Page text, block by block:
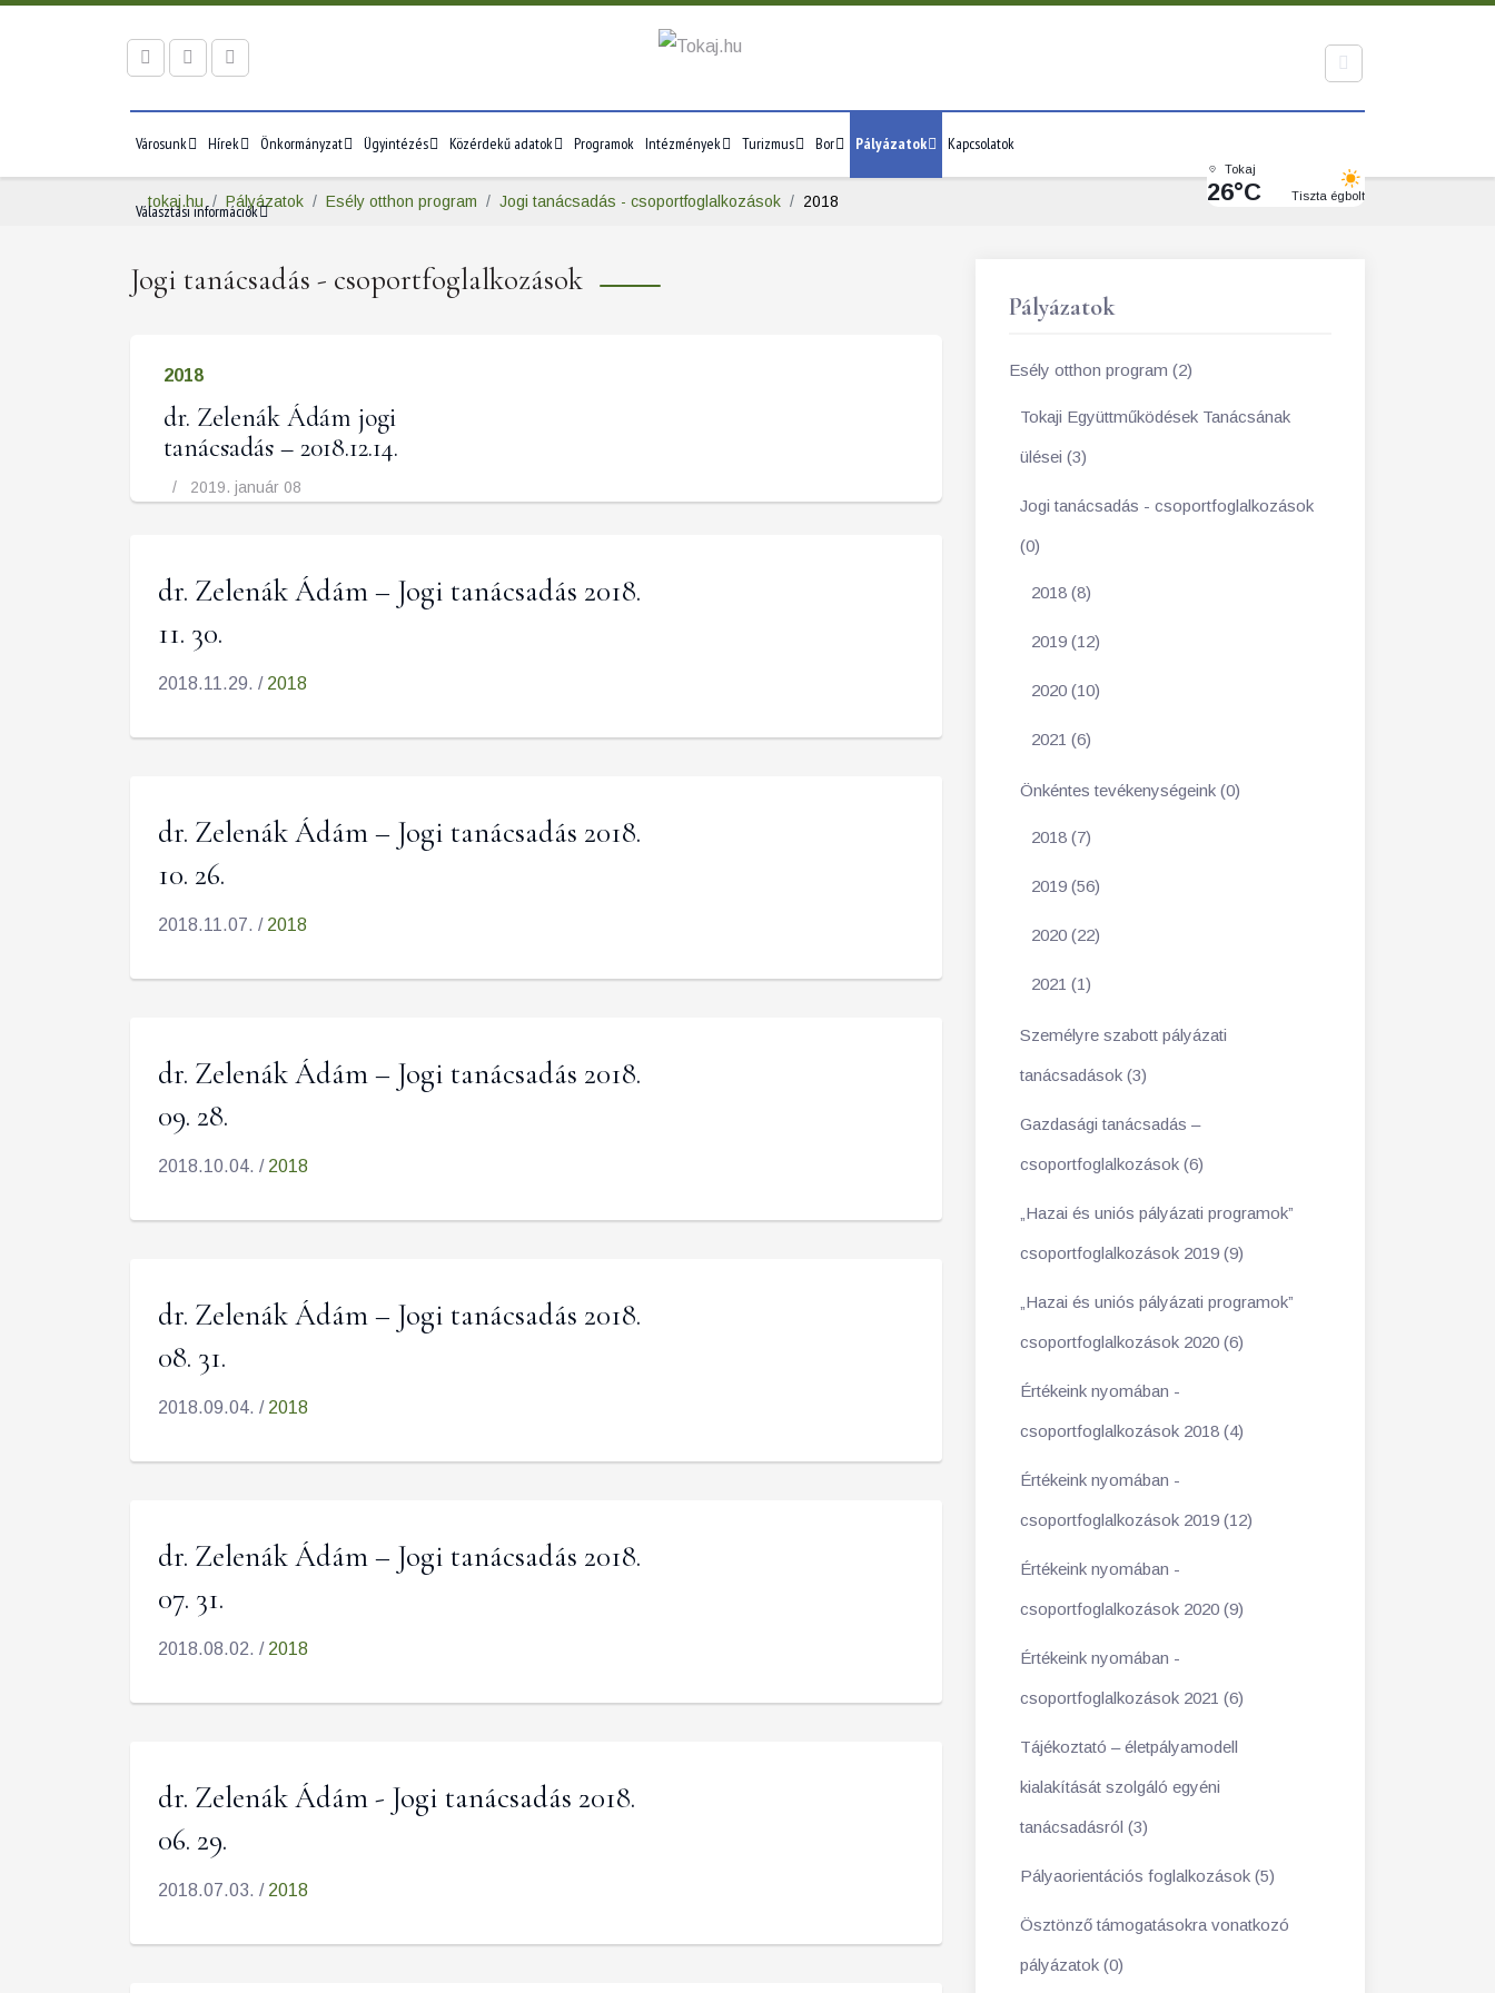
Városunk Hírek Önkormányzat Ügyintézés Közérdekű adatok Programok Intézmények Turizmus Bor Pályázatok Kapcsolatok
Választási információk
Tokaj
26°C Tiszta égbolt
tokaj.hu Pályázatok Esély otthon program Jogi tanácsadás - csoportfoglalkozások 2018
Jogi tanácsadás - csoportfoglalkozások
2018
dr. Zelenák Ádám jogi
tanácsadás – 2018.12.14.
2019. január 08
dr. Zelenák Ádám – Jogi tanácsadás 2018.
11. 30.
2018.11.29. / 2018
dr. Zelenák Ádám – Jogi tanácsadás 2018.
10. 26.
2018.11.07. / 2018
dr. Zelenák Ádám – Jogi tanácsadás 2018.
09. 28.
2018.10.04. / 2018
dr. Zelenák Ádám – Jogi tanácsadás 2018.
08. 31.
2018.09.04. / 2018
dr. Zelenák Ádám – Jogi tanácsadás 2018.
07. 31.
2018.08.02. / 2018
dr. Zelenák Ádám - Jogi tanácsadás 2018.
06. 29.
2018.07.03. / 2018
Pályázatok
Esély otthon program (2)
Tokaji Együttműködések Tanácsának
ülései (3)
Jogi tanácsadás - csoportfoglalkozások
(0)
2018 (8)
2019 (12)
2020 (10)
2021 (6)
Önkéntes tevékenységeink (0)
2018 (7)
2019 (56)
2020 (22)
2021 (1)
Személyre szabott pályázati
tanácsadások (3)
Gazdasági tanácsadás –
csoportfoglalkozások (6)
„Hazai és uniós pályázati programok”
csoportfoglalkozások 2019 (9)
„Hazai és uniós pályázati programok”
csoportfoglalkozások 2020 (6)
Értékeink nyomában -
csoportfoglalkozások 2018 (4)
Értékeink nyomában -
csoportfoglalkozások 2019 (12)
Értékeink nyomában -
csoportfoglalkozások 2020 (9)
Értékeink nyomában -
csoportfoglalkozások 2021 (6)
Tájékoztató – életpályamodell
kialakítását szolgáló egyéni
tanácsadásról (3)
Pályaorientációs foglalkozások (5)
Ösztönző támogatásokra vonatkozó
pályázatok (0)